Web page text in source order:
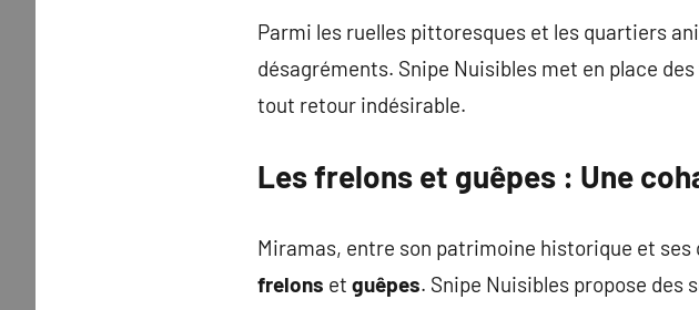
Parmi les ruelles pittoresques et les quartiers
désagréments. Snipe Nuisibles met en place
tout retour indésirable.
Lesfrelons et guêpes : Une
Miramas, entre son patrimoine historique et
frelons et guêpes. Snipe Nuisibles propose